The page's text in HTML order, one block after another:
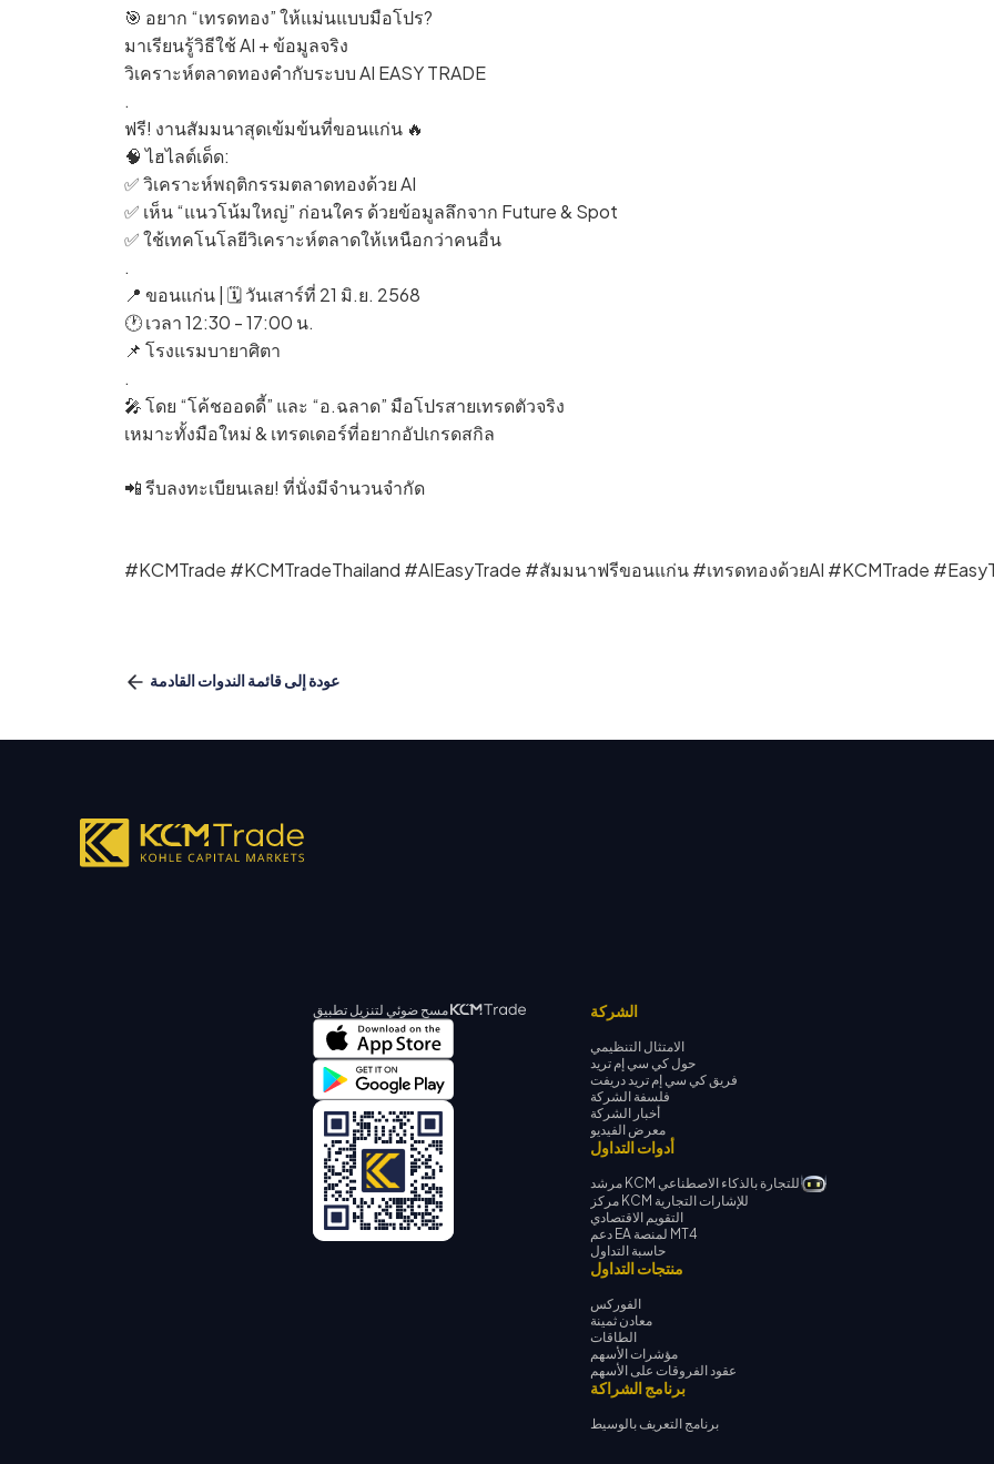
🎯 อยาก “เทรดทอง” ให้แม่นแบบมือโปร?
มาเรียนรู้วิธีใช้ AI + ข้อมูลจริง
วิเคราะห์ตลาดทองคำกับระบบ AI EASY TRADE
.
ฟรี! งานสัมมนาสุดเข้มข้นที่ขอนแก่น 🔥
🧠 ไฮไลต์เด็ด:
✅ วิเคราะห์พฤติกรรมตลาดทองด้วย AI
✅ เห็น “แนวโน้มใหญ่” ก่อนใคร ด้วยข้อมูลลึกจาก Future & Spot
✅ ใช้เทคโนโลยีวิเคราะห์ตลาดให้เหนือกว่าคนอื่น
.
📍 ขอนแก่น | 🗓️ วันเสาร์ที่ 21 มิ.ย. 2568
🕐 เวลา 12:30 - 17:00 น.
📌 โรงแรมบายาศิตา
.
🎤 โดย “โค้ชออดดี้” และ “อ.ฉลาด” มือโปรสายเทรดตัวจริง
เหมาะทั้งมือใหม่ & เทรดเดอร์ที่อยากอัปเกรดสกิล
📲 รีบลงทะเบียนเลย! ที่นั่งมีจำนวนจำกัด
#KCMTrade #KCMTradeThailand #AIEasyTrade #สัมมนาฟรีขอนแก่น #เทรดทองด้วยAI #KCMTrade
عودة إلى قائمة الندوات القادمة
الشركة
الامتثال التنظيمي
حول كي سي إم تريد
فريق كي سي إم تريد دريفت
فلسفة الشركة
أخبار الشركة
معرض الفيديو
أدوات التداول
مرشد KCM للتجارة بالذكاء الاصطناعي
مركز KCM للإشارات التجارية
التقويم الاقتصادي
دعم EA لمنصة MT4
حاسبة التداول
منتجات التداول
الفوركس
معادن ثمينة
الطاقات
مؤشرات الأسهم
عقود الفروقات على الأسهم
برنامج الشراكة
برنامج التعريف بالوسيط